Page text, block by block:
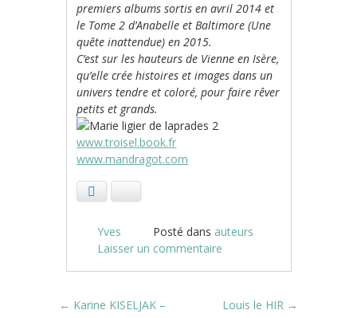
premiers albums sortis en avril 2014 et
le Tome 2 d’Anabelle et Baltimore (Une
quête inattendue) en 2015.
C’est sur les hauteurs de Vienne en Isère,
qu’elle crée histoires et images dans un
univers tendre et coloré, pour faire rêver
petits et grands.
www.troisel.book.fr
www.mandragot.com
Yves Posté dans auteurs
Laisser un commentaire
Post navigation
← Karine KISELJAK –
Louis le HIR →